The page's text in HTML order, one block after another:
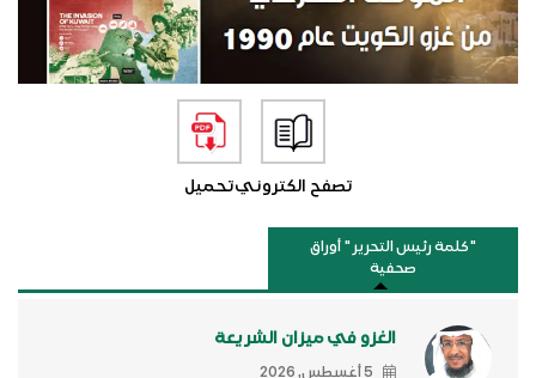
تصفح الكترونيتحميل
"كلمة رئيس التحرير " أوراق
صحفية
الغزو في ميزان الشريعة
5 أغسطس, 2026